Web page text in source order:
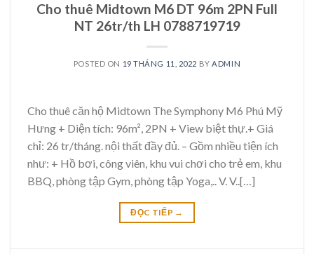
Cho thuê Midtown M6 DT 96m 2PN Full
NT 26tr/th LH 0788719719
POSTED ON 19 THÁNG 11, 2022 BYADMIN
Cho thuê căn hộ Midtown The Symphony M6 Phú Mỹ
Hưng + Diện tích: 96m², 2PN + View biệt thự.+ Giá
chỉ: 26 tr/tháng. nội thất đầy đủ. – Gồm nhiều tiện ích
như: + Hồ bơi, công viên, khu vui chơi cho trẻ em, khu
BBQ, phòng tập Gym, phòng tập Yoga,.. V. V..[…]
ĐỌC TIẾP →